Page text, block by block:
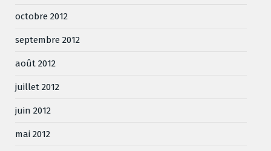
octobre 2012
septembre 2012
août 2012
juillet 2012
juin 2012
mai 2012